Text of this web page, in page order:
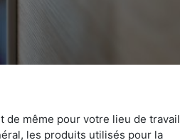
de même pour votre lieu de travail
les produits utilisés pour la